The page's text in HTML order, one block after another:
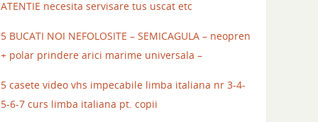
ATENTIE necesita servisare tus uscat etc
5 BUCATI NOI NEFOLOSITE – SEMICAGULA – neopren
+ polar prindere arici marime universala –
5 casete video vhs impecabile limba italiana nr 3-4-
5-6-7 curs limba italiana pt. copii